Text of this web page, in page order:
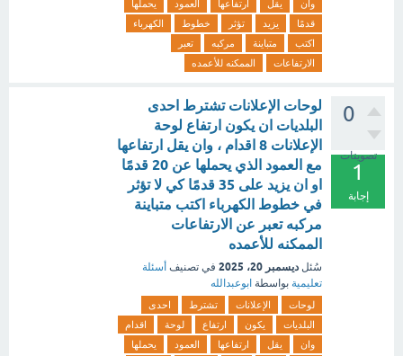
وان
يقل ارتفاعها العمود
يحملها
قدمًا
يزيد تؤثر خطوط
الكهرباء
اكتب
متباينة مركبه
تعبر
الارتفاعات
الممكنه للأعمده
0
تصويتات
1
إجابة
لوحات الإعلانات تشترط احدى
البلديات ان يكون ارتفاع لوحة
الإعلانات 8 اقدام ، وان يقل ارتفاعها
مع العمود الذي يحملها عن 20 قدمًا
او ان يزيد على 35 قدمًا كي لا تؤثر
في خطوط الكهرباء اكتب متباينة
مركبه تعبر عن الارتفاعات
الممكنه للأعمده
سُئل ديسمبر 20، 2025 في تصنيف أسئلة
تعليمية بواسطة ابوعبدالله
لوحات الإعلانات تشترط
احدى
البلديات
يكون ارتفاع لوحة
اقدام
وان
يقل ارتفاعها العمود
يحملها